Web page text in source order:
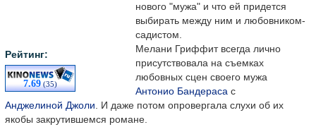
Рейтинг:
7.69 (35)
нового "мужа" и что ей придется
выбирать между ним и любовником-
садистом.
Мелани Гриффит всегда лично
присутствовала на съемках
любовных сцен своего мужа
Антонио Бандераса с
Анджелиной Джоли . И даже потом опровергала слухи об их
якобы закрутившемся романе.